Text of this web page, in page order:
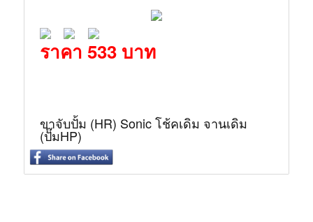
ราคา 533 บาท
ขาจับปั้ม (HR) Sonic โช้คเดิม จานเดิม
(ปั๊มHP)